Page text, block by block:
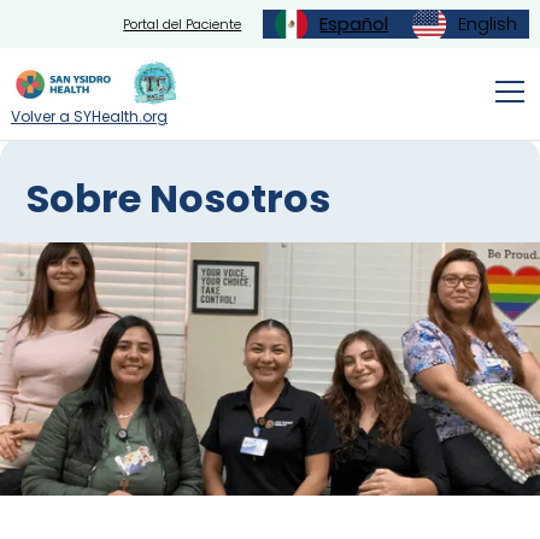
Portal del Paciente Español English
Volver a SYHealth.org
Sobre Nosotros